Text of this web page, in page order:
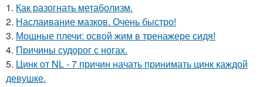
1. Как разогнать метаболизм.
2. Наслаивание мазков. Очень быстро!
3. Мощные плечи: освой жим в тренажере сидя!
4. Причины судорог с ногах.
5. Цинк от NL - 7 причин начать принимать цинк каждой
девушке.